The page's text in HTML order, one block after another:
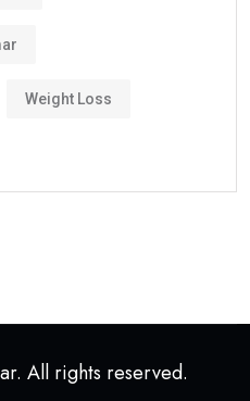
Weight Loss
All rights reserved.